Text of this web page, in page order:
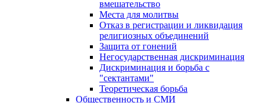
вмешательство
Места для молитвы
Отказ в регистрации и ликвидация
религиозных объединений
Защита от гонений
Негосударственная дискриминация
Дискриминация и борьба с
"сектантами"
Теоретическая борьба
Общественность и СМИ